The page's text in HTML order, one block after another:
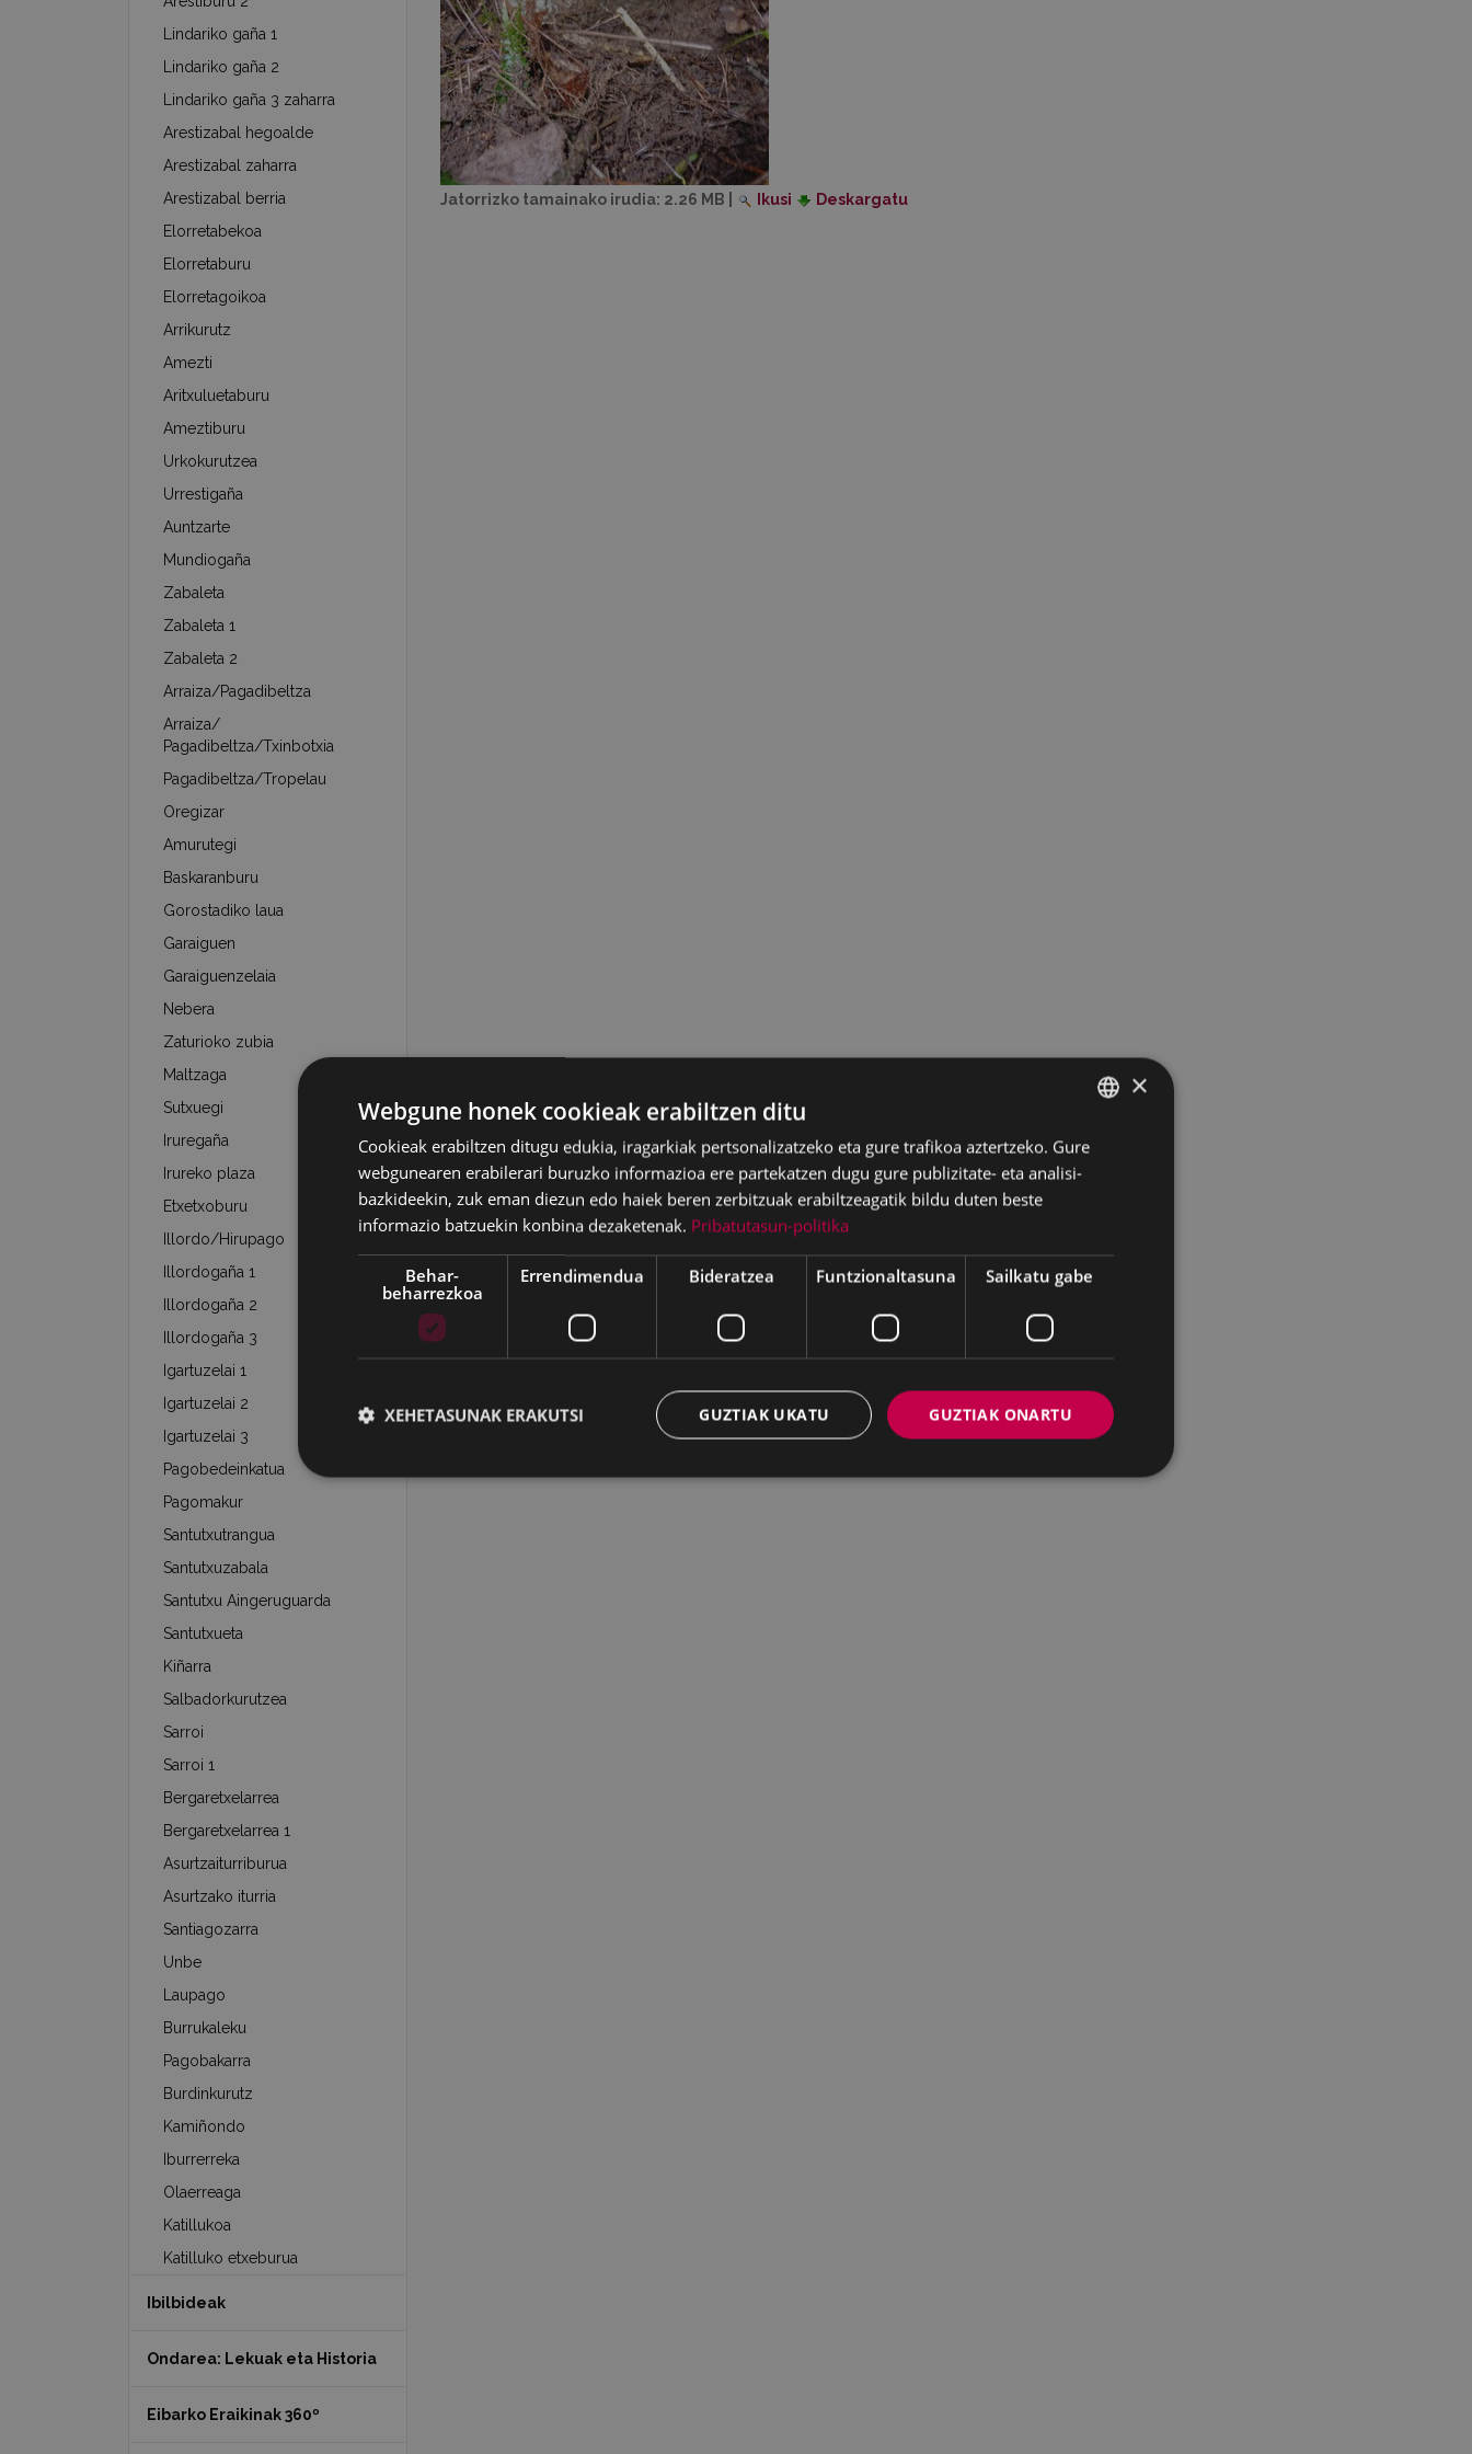
Jatorrizko tamainako irudia: 2.26 MB Ikusi Deskargatu
Lindariko gaña 1
Lindariko gaña 2
Lindariko gaña 3 zaharra
Arestizabal hegoalde
Arestizabal zaharra
Arestizabal berria
Elorretabekoa
Elorretaburu
Elorretagoikoa
Arrikurutz
Amezti
Aritxuluetaburu
Ameztiburu
Urkokurutzea
Urrestigaña
Auntzarte
Mundiogaña
Zabaleta
Zabaleta 1
Zabaleta 2
Arraiza/Pagadibeltza
Arraiza/
Pagadibeltza/Txinbotxia
Pagadibeltza/Tropelau
Oregizar
Amurutegi
Baskaranburu
Gorostadiko laua
Garaiguen
Garaiguenzelaia
Nebera
Zaturioko zubia
Maltzaga
Sutxuegi
Iruregaña
Irureko plaza
Etxetxoburu
Illordo/Hirupago
Illordogaña 1
Illordogaña 2
Illordogaña 3
Igartuzelai 1
Igartuzelai 2
Igartuzelai 3
Pagobedeinkatua
Pagomakur
Santutxutrangua
Santutxuzabala
Santutxu Aingeruguarda
Santutxueta
Kiñarra
Salbadorkurutzea
Sarroi
Sarroi 1
Bergaretxelarrea
Bergaretxelarrea 1
Asurtzaiturriburua
Asurtzako iturria
Santiagozarra
Unbe
Laupago
Burrukaleku
Pagobakarra
Burdinkurutz
Kamiñondo
Iburrerreka
Olaerreaga
Katillukoa
Katilluko etxeburua
Ibilbideak
Ondarea: Lekuak eta Historia
Eibarko Eraikinak 360º
BASQUE
SPANISH
×
Webgune honek cookieak erabiltzen ditu
Cookieak erabiltzen ditugu edukia, iragarkiak pertsonalizatzeko eta gure trafikoa aztertzeko. Gure
webgunearen erabilerari buruzko informazioa ere partekatzen dugu gure publizitate- eta analisi-
bazkideekin, zuk eman diezun edo haiek beren zerbitzuak erabiltzeagatik bildu duten beste
informazio batzuekin konbina dezaketenak. Pribatutasun-politika
Behar-
beharrezkoa
Errendimendua Bideratzea Funtzionaltasuna Sailkatu gabe
GUZTIAK ONARTU
GUZTIAK UKATU
XEHETASUNAK ERAKUTSI